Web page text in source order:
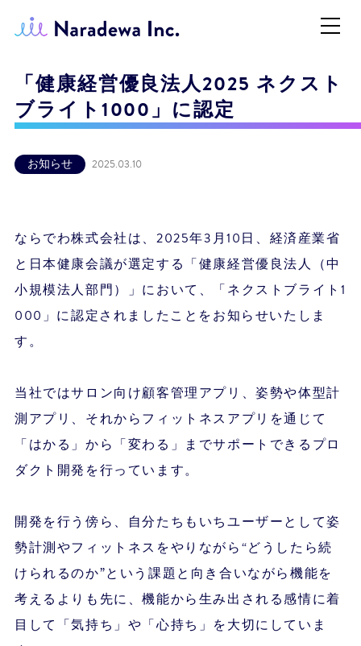
「健康経営優良法人2025 ネクスト
ブライト1000」に認定
お知らせ 2025.03.10
ならでわ株式会社は、2025年3月10日、経済産業省
と日本健康会議が選定する「健康経営優良法人（中
小規模法人部門）」において、「ネクストブライト1
000」に認定されましたことをお知らせいたしま
す。
当社ではサロン向け顧客管理アプリ、姿勢や体型計
測アプリ、それからフィットネスアプリを通じて
「はかる」から「変わる」までサポートできるプロ
ダクト開発を行っています。
開発を行う傍ら、自分たちもいちユーザーとして姿
勢計測やフィットネスをやりながら“どうしたら続
けられるのか”という課題と向き合いながら機能を
考えるよりも先に、機能から生み出される感情に着
目して「気持ち」や「心持ち」を大切にしていま